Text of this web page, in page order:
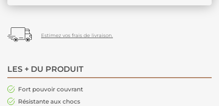
Estimez vos frais de livraison.
LES + DU PRODUIT
Fort pouvoir couvrant
Résistante aux chocs